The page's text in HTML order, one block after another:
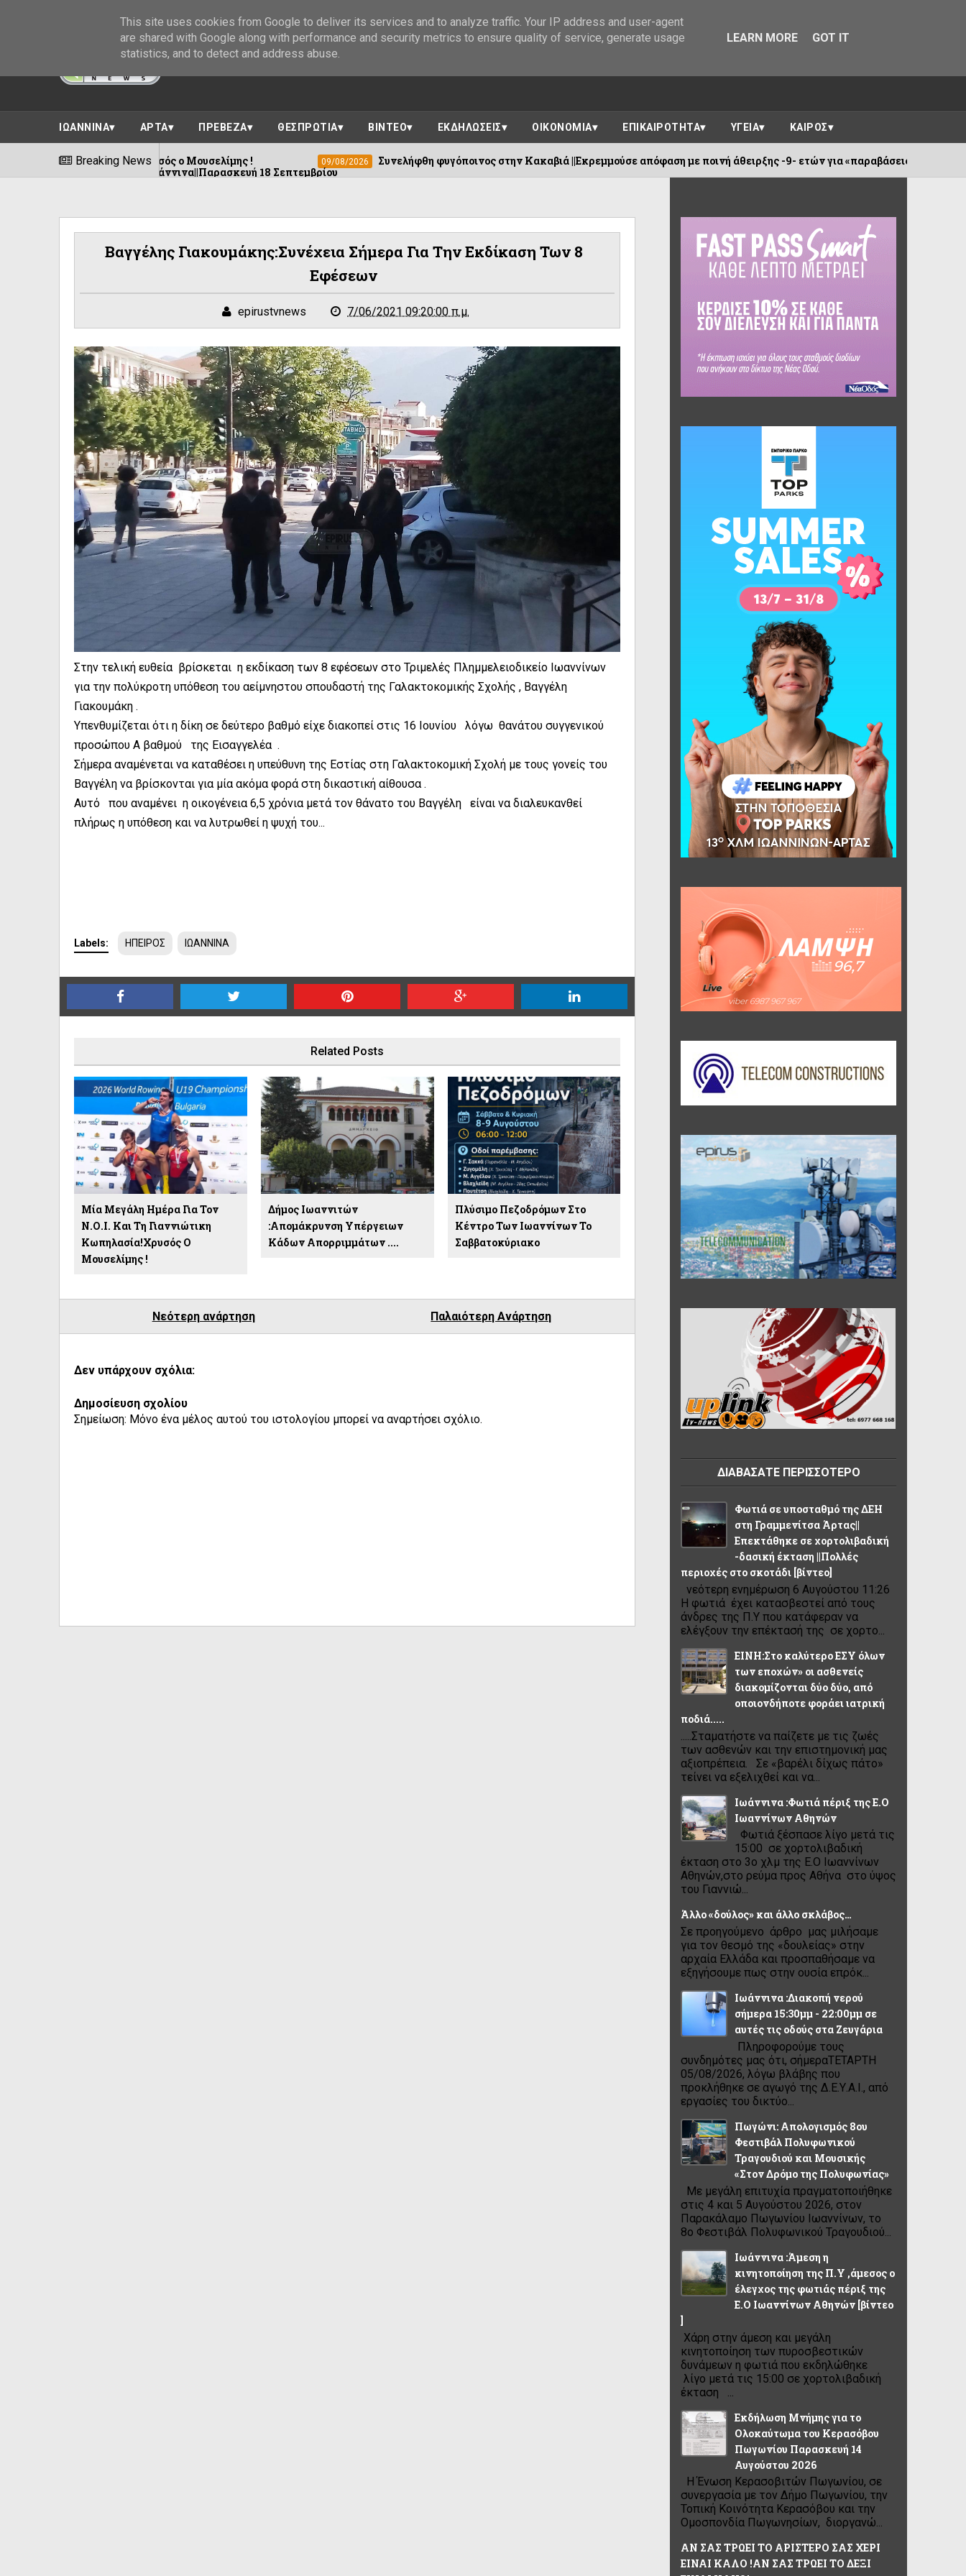
ΙΩΑΝΝΙΝΑ ΑΡΤΑ ΠΡΕΒΕΖΑ ΘΕΣΠΡΩΤΙΑ ΒΙΝΤΕΟ ΕΚΔΗΛΩΣΕΙΣ ΟΙΚΟΝΟΜΙΑ ΕΠΙΚΑΙΡΟΤΗΤΑ ΥΓΕΙΑ ΚΑΙΡΟΣ
Breaking News
ο Μουσελίμης ! 09/08/2026
Συνελήφθη φυγόποινος στην Κακαβιά ||Εκρεμμούσε απόφαση με ποινή άθειρξης -9- ετών για «παραβάσεις περί αλλοδαπών».
Ιωάννινα||Παρασκευή 18 Σεπτεμβρίου
Βαγγέλης Γιακουμάκης:Συνέχεια Σήμερα Για Την Εκδίκαση Των 8
Εφέσεων
epirustvnews 7/06/2021 09:20:00 π.μ.
Στην τελική ευθεία βρίσκεται η εκδίκαση των 8 εφέσεων στο Τριμελές Πλημμελειοδικείο Ιωαννίνων
για την πολύκροτη υπόθεση του αείμνηστου σπουδαστή της Γαλακτοκομικής Σχολής , Βαγγέλη
Γιακουμάκη .
Υπενθυμίζεται ότι η δίκη σε δεύτερο βαθμό είχε διακοπεί στις 16 Ιουνίου λόγω θανάτου συγγενικού
προσώπου Α βαθμού της Εισαγγελέα .
Σήμερα αναμένεται να καταθέσει η υπεύθυνη της Εστίας στη Γαλακτοκομική Σχολή με τους γονείς του
Βαγγέλη να βρίσκονται για μία ακόμα φορά στη δικαστική αίθουσα .
Aυτό που αναμένει η οικογένεια 6,5 χρόνια μετά τον θάνατο του Βαγγέλη είναι να διαλευκανθεί
πλήρως η υπόθεση και να λυτρωθεί η ψυχή του...
Labels: ΗΠΕΙΡΟΣ ΙΩΑΝΝΙΝΑ
Related Posts
Μία Μεγάλη Ημέρα Για Τον
Ν.Ο.Ι. Και Τη Γιαννιώτικη
Κωπηλασία!Χρυσός Ο
Μουσελίμης !
Δήμος Ιωαννιτών
:Απομάκρυνση Υπέργειων
Κάδων Απορριμμάτων ....
Πλύσιμο Πεζοδρόμων Στο
Κέντρο Των Ιωαννίνων Το
Σαββατοκύριακο
Νεότερη ανάρτηση Παλαιότερη Ανάρτηση
Δεν υπάρχουν σχόλια:
Δημοσίευση σχολίου
Σημείωση: Μόνο ένα μέλος αυτού του ιστολογίου μπορεί να αναρτήσει σχόλιο.
ΔΙΑΒΑΣΑΤΕ ΠΕΡΙΣΣΟΤΕΡΟ
Φωτιά σε υποσταθμό της ΔΕΗ
στη Γραμμενίτσα Άρτας||
Επεκτάθηκε σε χορτολιβαδική
-δασική έκταση ||Πολλές
περιοχές στο σκοτάδι [βίντεο]
νεότερη ενημέρωση 6 Αυγούστου 11:26
Η φωτιά έχει κατασβεστεί από τους
άνδρες της Π.Υ που κατάφεραν να
ελέγξουν την επέκτασή της σε χορτο...
ΕΙΝΗ:Στο καλύτερο ΕΣΥ όλων
των εποχών» οι ασθενείς
διακομίζονται δύο δύο, από
οποιονδήποτε φοράει ιατρική
ποδιά.....
.....Σταματήστε να παίζετε με τις ζωές
των ασθενών και την επιστημονική μας
αξιοπρέπεια. Σε «βαρέλι δίχως πάτο»
τείνει να εξελιχθεί και να...
Ιωάννινα :Φωτιά πέριξ της Ε.Ο
Ιωαννίνων Αθηνών
Φωτιά ξέσπασε λίγο μετά τις
15:00 σε χορτολιβαδική
έκταση στο 3ο χλμ της Ε.Ο Ιωαννίνων
Αθηνών,στο ρεύμα προς Αθήνα στο ύψος
του Γιαννιώ...
Άλλο «δούλος» και άλλο σκλάβος…
Σε προηγούμενο άρθρο μας μιλήσαμε
για τον θεσμό της «δουλείας» στην
αρχαία Ελλάδα και προσπαθήσαμε να
εξηγήσουμε πως στην ουσία επρόκ...
Ιωάννινα :Διακοπή νερού
σήμερα 15:30μμ - 22:00μμ σε
αυτές τις οδούς στα Ζευγάρια
Πληροφορούμε τους
συνδημότες μας ότι, σήμεραΤΕΤΑΡΤΗ
05/08/2026, λόγω βλάβης που
προκλήθηκε σε αγωγό της Δ.Ε.Υ.Α.Ι., από
εργασίες του δικτύο...
Πωγώνι: Απολογισμός 8ου
Φεστιβάλ Πολυφωνικού
Τραγουδιού και Μουσικής
«Στον Δρόμο της Πολυφωνίας»
Με μεγάλη επιτυχία πραγματοποιήθηκε
στις 4 και 5 Αυγούστου 2026, στον
Παρακάλαμο Πωγωνίου Ιωαννίνων, το
8ο Φεστιβάλ Πολυφωνικού Τραγουδιού...
Ιωάννινα :Άμεση η
κινητοποίηση της Π.Υ ,άμεσος ο
έλεγχος της φωτιάς πέριξ της
Ε.Ο Ιωαννίνων Αθηνών [βίντεο
]
Χάρη στην άμεση και μεγάλη
κινητοποίηση των πυροσβεστικών
δυνάμεων η φωτιά που εκδηλώθηκε
λίγο μετά τις 15:00 σε χορτολιβαδική
έκταση ...
Εκδήλωση Μνήμης για το
Ολοκαύτωμα του Κερασόβου
Πωγωνίου Παρασκευή 14
Αυγούστου 2026
Η Ένωση Κερασοβιτών Πωγωνίου, σε
συνεργασία με τον Δήμο Πωγωνίου, την
Τοπική Κοινότητα Κερασόβου και την
Ομοσπονδία Πωγωνησίων, διοργανώ...
ΑΝ ΣΑΣ ΤΡΩΕΙ ΤΟ ΑΡΙΣΤΕΡΟ ΣΑΣ ΧΕΡΙ
ΕΙΝΑΙ ΚΑΛΟ !ΑΝ ΣΑΣ ΤΡΩΕΙ ΤΟ ΔΕΞΙ
This site uses cookies from Google to deliver its services and to analyze traffic. Your IP address and user-agent
are shared with Google along with performance and security metrics to ensure quality of service, generate usage
statistics, and to detect and address abuse.
LEARN MORE GOT IT